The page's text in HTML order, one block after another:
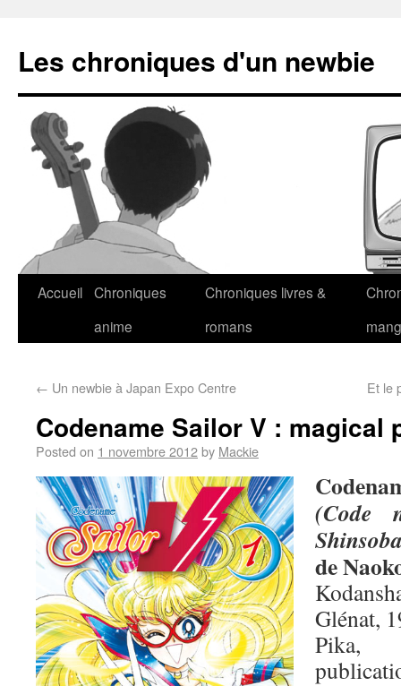
Les chroniques d'un newbie
Accueil Chroniques
anime
Chroniques livres &
romans
← Un newbie à Japan Expo Centre Et le
Codename Sailor V : magical
Posted on 1 novembre 2012by Mackie
(Code
de
Glénat,
Pika,